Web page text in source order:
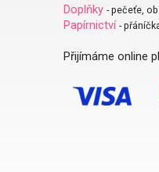
Doplňky - pečeťe,
Papírnictví -
Přijímáme online